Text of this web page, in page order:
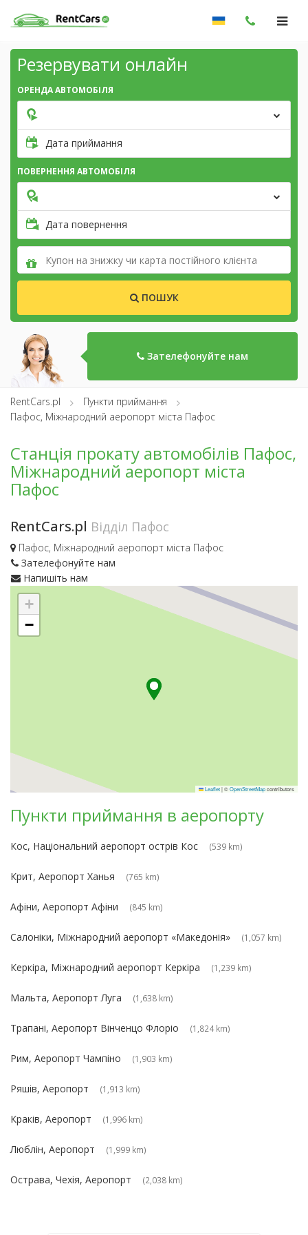
Резервувати онлайн
ОРЕНДА АВТОМОБІЛЯ
Дата приймання
ПОВЕРНЕННЯ АВТОМОБІЛЯ
Дата повернення
ПОШУК
Зателефонуйте нам
RentCars.pl
Пункти приймання
Пафос, Міжнародний аеропорт міста Пафос
Станція прокату автомобілів Пафос,
Міжнародний аеропорт міста
Пафос
RentCars.pl Відділ Пафос
Пафос, Міжнародний аеропорт міста Пафос
Зателефонуйте нам
Напишіть нам
+
−
Leaflet|©OpenStreetMapcontributors
Пункти приймання в аеропорту
Кос, Національний аеропорт острів Кос (539 km)
Крит, Аеропорт Ханья (765 km)
Афіни, Аеропорт Афіни (845 km)
Салоніки, Міжнародний аеропорт «Македонія» (1,057 km)
Керкіра, Міжнародний аеропорт Керкіра (1,239 km)
Мальта, Аеропорт Луга (1,638 km)
Трапані, Аеропорт Вінченцо Флоріо (1,824 km)
Рим, Аеропорт Чампіно (1,903 km)
Ряшів, Аеропорт (1,913 km)
Краків, Аеропорт (1,996 km)
Люблін, Аеропорт (1,999 km)
Острава, Чехія, Аеропорт (2,038 km)